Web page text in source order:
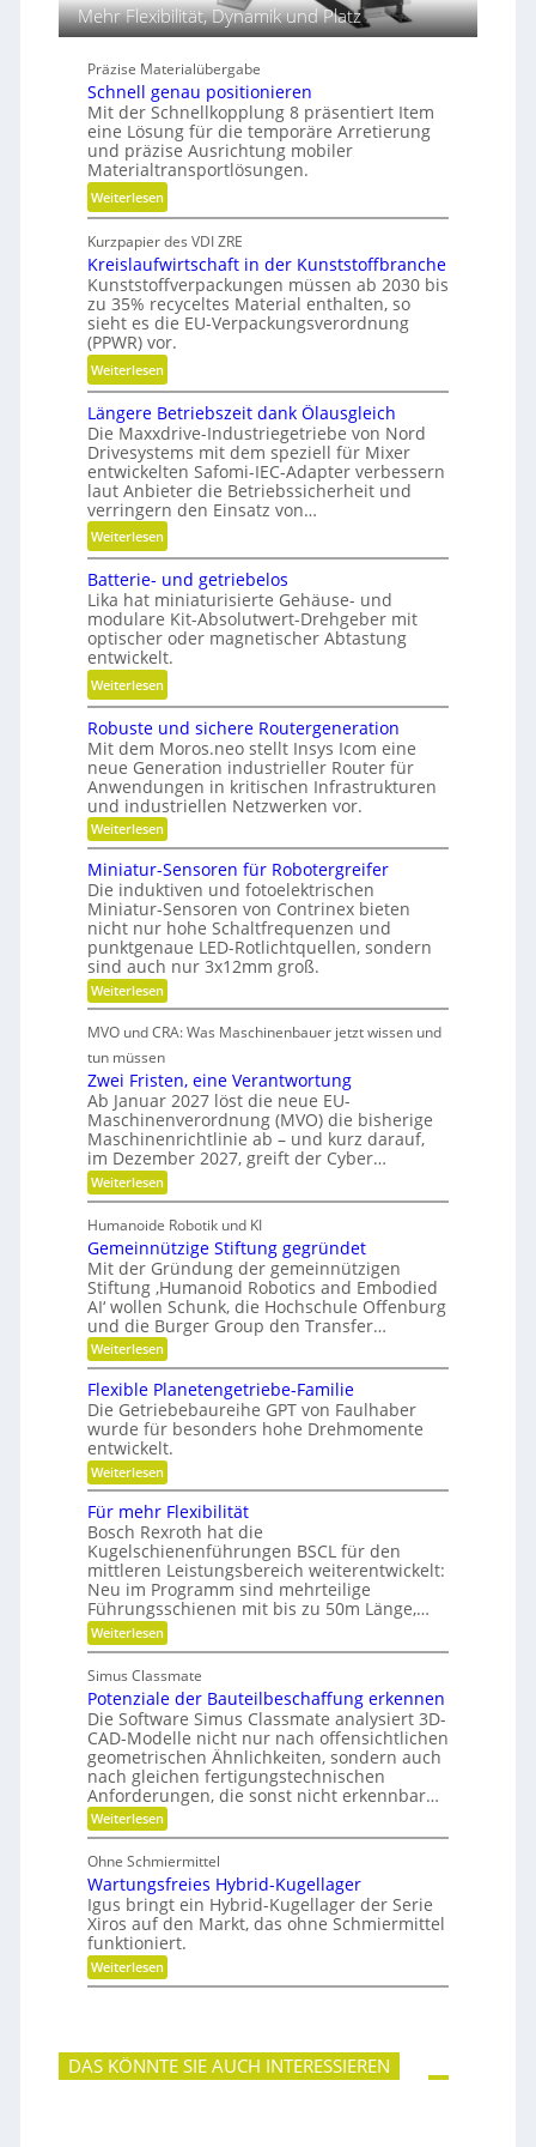
i
k
m
V
e
r
g
l
e
i
c
h
i
k
Mehr Flexibilität, Dynamik und Platz
Präzise Materialübergabe
Schnell genau positionieren
Mit der Schnellkopplung 8 präsentiert Item
eine Lösung für die temporäre Arretierung
und präzise Ausrichtung mobiler
Materialtransportlösungen.
Weiterlesen:
S
c
h
n
e
l
l
g
n
a
u
p
o
s
i
t
i
o
n
i
e
e
n
Kurzpapier des VDI ZRE
Kreislaufwirtschaft in der Kunststoffbranche
Kunststoffverpackungen müssen ab 2030 bis
zu 35% recyceltes Material enthalten, so
sieht es die EU-Verpackungsverordnung
(PPWR) vor.
Weiterlesen:
K
r
e
i
s
l
a
u
f
w
i
r
t
s
c
h
a
f
t
i
n
d
e
r
K
u
n
s
t
t
o
f
f
b
r
n
c
h
e
Längere Betriebszeit dank Ölausgleich
Die Maxxdrive-Industriegetriebe von Nord
Drivesystems mit dem speziell für Mixer
entwickelten Safomi-IEC-Adapter verbessern
laut Anbieter die Betriebssicherheit und
verringern den Einsatz von…
Weiterlesen:
L
ä
n
g
e
r
e
e
t
r
i
e
b
s
z
e
i
t
d
a
n
k
Ö
l
a
u
s
g
e
i
c
h
Batterie- und getriebelos
Lika hat miniaturisierte Gehäuse- und
modulare Kit-Absolutwert-Drehgeber mit
optischer oder magnetischer Abtastung
entwickelt.
Weiterlesen:
B
a
t
t
e
r
i
e
-
u
n
d
g
e
t
e
b
e
l
o
s
Robuste und sichere Routergeneration
Mit dem Moros.neo stellt Insys Icom eine
neue Generation industrieller Router für
Anwendungen in kritischen Infrastrukturen
und industriellen Netzwerken vor.
Weiterlesen:
R
o
b
u
s
e
u
n
d
s
i
h
e
r
e
R
o
u
t
e
g
e
n
e
r
a
t
i
o
n
Miniatur-Sensoren für Robotergreifer
Die induktiven und fotoelektrischen
Miniatur-Sensoren von Contrinex bieten
nicht nur hohe Schaltfrequenzen und
punktgenaue LED-Rotlichtquellen, sondern
sind auch nur 3x12mm groß.
Weiterlesen:
M
n
i
t
u
r
-
S
e
n
s
o
r
e
n
f
ü
r
R
o
b
o
t
e
r
g
r
e
f
e
r
MVO und CRA: Was Maschinenbauer jetzt wissen und
tun müssen
Zwei Fristen, eine Verantwortung
Ab Januar 2027 löst die neue EU-
Maschinenverordnung (MVO) die bisherige
Maschinenrichtlinie ab – und kurz darauf,
im Dezember 2027, greift der Cyber…
Weiterlesen:
Z
e
i
F
r
i
s
t
e
n
,
e
i
n
e
V
e
a
n
t
w
o
r
t
u
n
Humanoide Robotik und KI
Gemeinnützige Stiftung gegründet
Mit der Gründung der gemeinnützigen
Stiftung ‚Humanoid Robotics and Embodied
AI‘ wollen Schunk, die Hochschule Offenburg
und die Burger Group den Transfer…
Weiterlesen:
G
e
m
e
i
n
n
ü
z
i
g
e
S
t
i
f
t
n
g
g
e
g
r
ü
n
d
e
Flexible Planetengetriebe-Familie
Die Getriebebaureihe GPT von Faulhaber
wurde für besonders hohe Drehmomente
entwickelt.
Weiterlesen:
F
e
x
i
b
l
e
P
l
a
n
t
e
n
g
e
t
r
i
e
b
e
-
F
a
m
i
l
i
Für mehr Flexibilität
Bosch Rexroth hat die
Kugelschienenführungen BSCL für den
mittleren Leistungsbereich weiterentwickelt:
Neu im Programm sind mehrteilige
Führungsschienen mit bis zu 50m Länge,…
Weiterlesen:
F
r
m
e
h
r
F
l
e
x
i
i
l
i
t
ä
t
Simus Classmate
Potenziale der Bauteilbeschaffung erkennen
Die Software Simus Classmate analysiert 3D-
CAD-Modelle nicht nur nach offensichtlichen
geometrischen Ähnlichkeiten, sondern auch
nach gleichen fertigungstechnischen
Anforderungen, die sonst nicht erkennbar…
Weiterlesen:
P
t
e
n
z
i
a
l
e
B
a
u
Ohne Schmiermittel
Wartungsfreies Hybrid-Kugellager
Igus bringt ein Hybrid-Kugellager der Serie
Xiros auf den Markt, das ohne Schmiermittel
funktioniert.
Weiterlesen:
W
u
n
g
DAS KÖNNTE SIE AUCH INTERESSIEREN